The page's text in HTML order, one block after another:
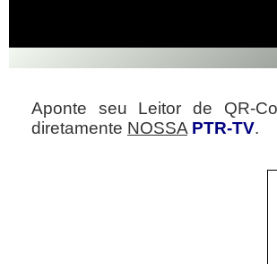
Aponte seu Leitor de QR-
diretamente NOSSA PTR-TV.